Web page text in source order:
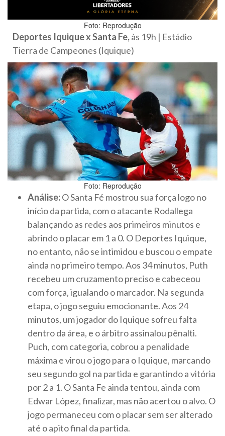
Foto: Reprodução
Deportes Iquique x Santa Fe,às 19h | Estádio
Tierra de Campeones (Iquique)
Foto: Reprodução
Análise:O Santa Fé mostrou sua força logo no
início da partida, com o atacante Rodallega
balançando as redes aos primeiros minutos e
abrindo o placar em 1 a 0. O Deportes Iquique,
no entanto, não se intimidou e buscou o empate
ainda no primeiro tempo. Aos 34 minutos, Puth
recebeu um cruzamento preciso e cabeceou
com força, igualando o marcador. Na segunda
etapa, o jogo seguiu emocionante. Aos 24
minutos, um jogador do Iquique sofreu falta
dentro da área, e o árbitro assinalou pênalti.
Puch, com categoria, cobrou a penalidade
máxima e virou o jogo para o Iquique, marcando
seu segundo gol na partida e garantindo a vitória
por 2 a 1. O Santa Fe ainda tentou, ainda com
Edwar López, finalizar, mas não acertou o alvo. O
jogo permaneceu com o placar sem ser alterado
até o apito final da partida.